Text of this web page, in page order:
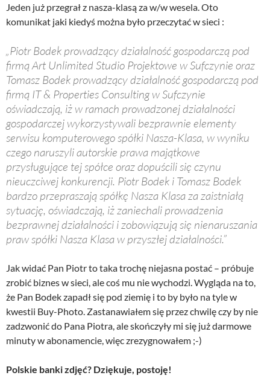
Jeden już przegrał z nasza-klasą za w/w wesela. Oto
komunikat jaki kiedyś można było przeczytać w sieci :
„Piotr Bodek prowadzący działalność gospodarczą pod
firmą Art Unlimited Studio Projektowe w Sufczynie oraz
Tomasz Bodek prowadzący działalność gospodarczą pod
firmą IT & Properties Consulting w Sufczynie
oświadczają, iż w ramach prowadzonej działalności
gospodarczej wykorzystywali bezprawnie elementy
serwisu komputerowego spółki Nasza-Klasa, w wyniku
czego naruszyli autorskie prawa majątkowe
przysługujące tej spółce oraz dopuścili się czynu
nieuczciwej konkurencji. Piotr Bodek i Tomasz Bodek
bardzo przepraszają spółkę Nasza Klasa za zaistniałą
sytuację, oświadczają, iż zaniechali prowadzenia
bezprawnej działalności i zobowiązują się nienaruszania
praw spółki Nasza Klasa w przyszłej działalności.”
Jak widać Pan Piotr to taka trochę niejasna postać – próbuje
zrobić biznes w sieci, ale coś mu nie wychodzi. Wygląda na to,
że Pan Bodek zapadł się pod ziemię i to by było na tyle w
kwestii Buy-Photo. Zastanawiałem się przez chwilę czy by nie
zadzwonić do Pana Piotra, ale skończyły mi się już darmowe
minuty w abonamencie, więc zrezygnowałem ;-)
Polskie banki zdjęć? Dziękuje, postoję!